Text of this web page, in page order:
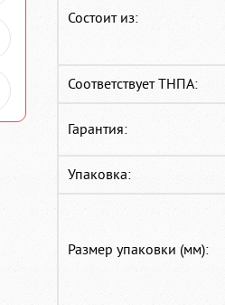
Состоит из:
Соответствует ТНПА:
Гарантия:
Упаковка:
Размер упаковки (мм):